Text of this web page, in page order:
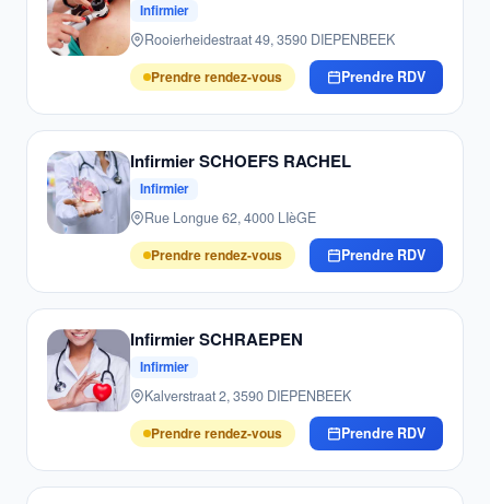
Infirmier
Rooierheidestraat 49, 3590 DIEPENBEEK
Prendre rendez-vous
Prendre RDV
Infirmier SCHOEFS RACHEL
Infirmier
Rue Longue 62, 4000 LIèGE
Prendre rendez-vous
Prendre RDV
Infirmier SCHRAEPEN
Infirmier
Kalverstraat 2, 3590 DIEPENBEEK
Prendre rendez-vous
Prendre RDV